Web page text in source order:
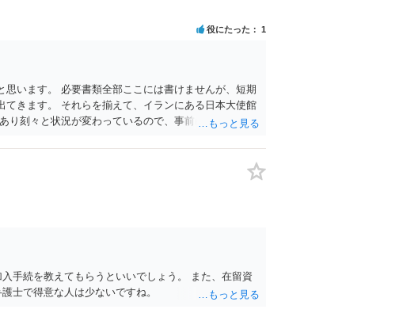
役にたった 1
います。 必要書類全部ここには書けませんが、短期
きます。 それらを揃えて、イランにある日本大使館
り刻々と状況が変わっているので、事前に外務省や大
手続を教えてもらうといいでしょう。 また、在留資
士で得意な人は少ないですね。